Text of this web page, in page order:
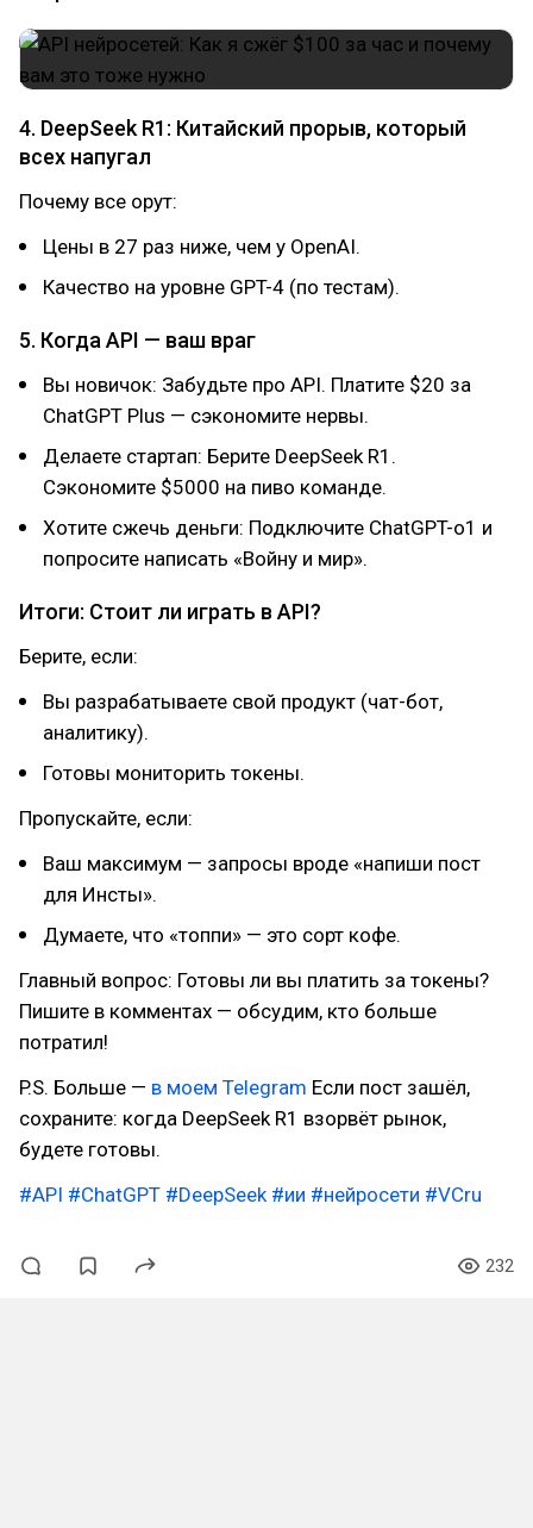
4. DeepSeek R1: Китайский прорыв, который
всех напугал
Почему все орут:
Цены в 27 раз ниже, чем у OpenAI.
Качество на уровне GPT-4 (по тестам).
5. Когда API — ваш враг
Вы новичок: Забудьте про API. Платите $20 за
ChatGPT Plus — сэкономите нервы.
Делаете стартап: Берите DeepSeek R1.
Сэкономите $5000 на пиво команде.
Хотите сжечь деньги: Подключите ChatGPT-o1 и
попросите написать «Войну и мир».
Итоги: Стоит ли играть в API?
Берите, если:
Вы разрабатываете свой продукт (чат-бот,
аналитику).
Готовы мониторить токены.
Пропускайте, если:
Ваш максимум — запросы вроде «напиши пост
для Инсты».
Думаете, что «топпи» — это сорт кофе.
Главный вопрос: Готовы ли вы платить за токены?
Пишите в комментах — обсудим, кто больше
потратил!
P.S. Больше — в моем Telegram Если пост зашёл,
сохраните: когда DeepSeek R1 взорвёт рынок,
будете готовы.
#API #ChatGPT #DeepSeek #ии #нейросети #VCru
232